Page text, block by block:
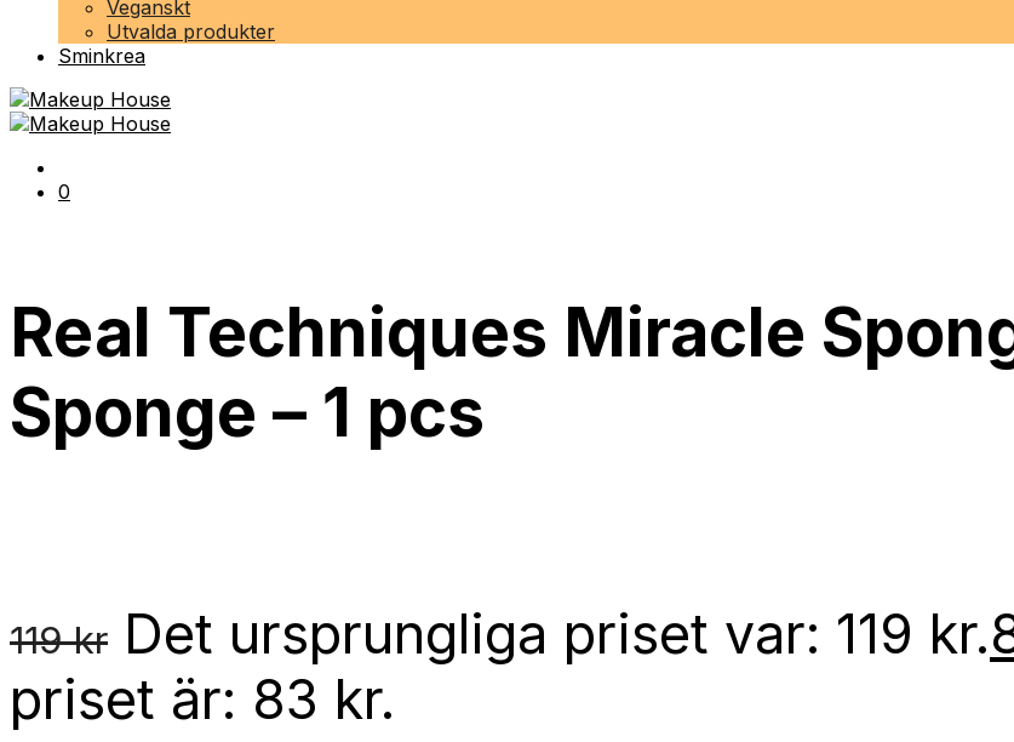
Veganskt
Utvalda produkter
Sminkrea
0
Real Techniques Miracle
Sponge – 1 pcs
119kr Det ursprungliga priset var: 119 kr.
priset är: 83 kr.